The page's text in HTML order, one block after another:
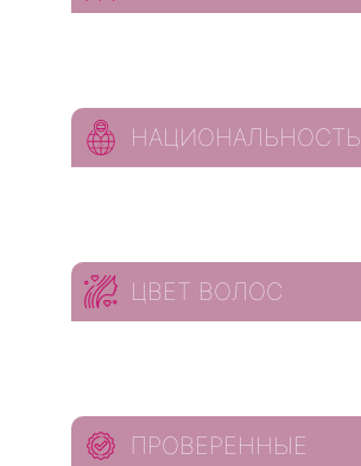
НАЦИОНАЛЬНОСТЬ
ЦВЕТ ВОЛОС
ПРОВЕРЕННЫЕ